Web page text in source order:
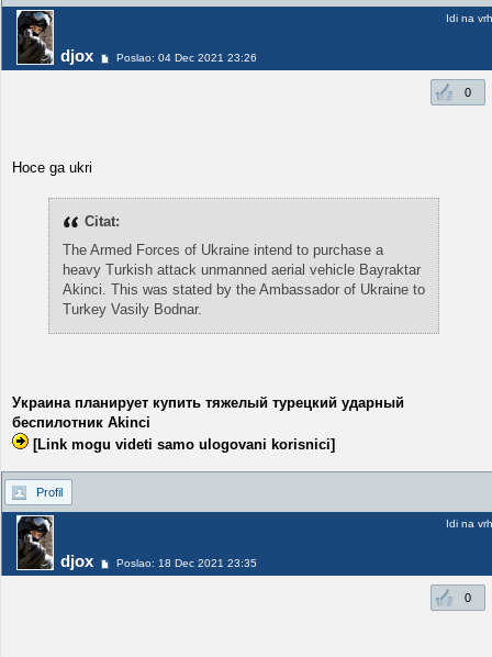
djox Poslao: 04 Dec 2021 23:26
Idi na vrh
0
Hoce ga ukri
Citat:
The Armed Forces of Ukraine intend to purchase a
heavy Turkish attack unmanned aerial vehicle Bayraktar
Akinci. This was stated by the Ambassador of Ukraine to
Turkey Vasily Bodnar.
Украина планирует купить тяжелый турецкий ударный
беспилотник Akinci
[Link mogu videti samo ulogovani korisnici]
Profil
djox Poslao: 18 Dec 2021 23:35
Idi na vrh
0